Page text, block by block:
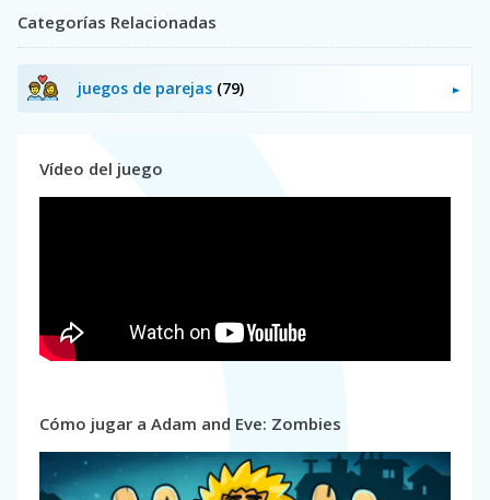
Categorías Relacionadas
juegos de parejas (79)
Vídeo del juego
Cómo jugar a Adam and Eve: Zombies